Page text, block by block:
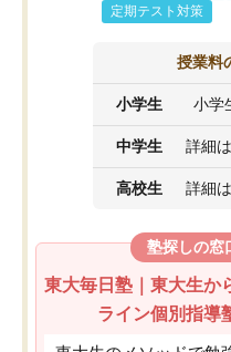
定期テスト対策
授業料
小学生 小学
中学生 詳細
高校生 詳細
塾探しの窓
東大毎日塾｜東大生か
ライン個別指導